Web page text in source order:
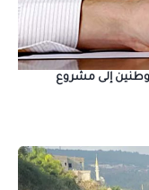
إلى مشروع